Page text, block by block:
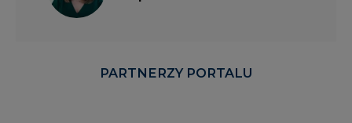
PARTNERZY PORTALU